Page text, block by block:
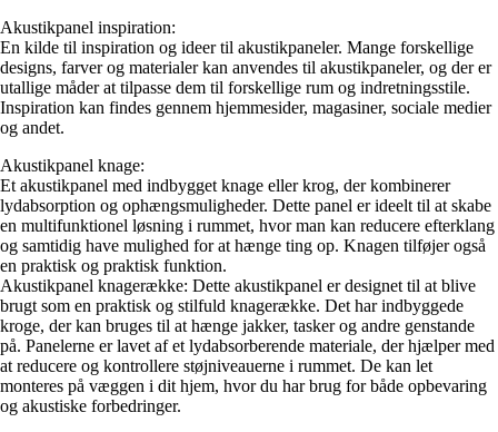
Akustikpanel inspiration:
En kilde til inspiration og ideer til akustikpaneler. Mange forskellige
designs, farver og materialer kan anvendes til akustikpaneler, og der er
utallige måder at tilpasse dem til forskellige rum og indretningsstile.
Inspiration kan findes gennem hjemmesider, magasiner, sociale medier
og andet.
Akustikpanel knage:
Et akustikpanel med indbygget knage eller krog, der kombinerer
lydabsorption og ophængsmuligheder. Dette panel er ideelt til at skabe
en multifunktionel løsning i rummet, hvor man kan reducere efterklang
og samtidig have mulighed for at hænge ting op. Knagen tilføjer også
en praktisk og praktisk funktion.
Akustikpanel knagerække: Dette akustikpanel er designet til at blive
brugt som en praktisk og stilfuld knagerække. Det har indbyggede
kroge, der kan bruges til at hænge jakker, tasker og andre genstande
på. Panelerne er lavet af et lydabsorberende materiale, der hjælper med
at reducere og kontrollere støjniveauerne i rummet. De kan let
monteres på væggen i dit hjem, hvor du har brug for både opbevaring
og akustiske forbedringer.